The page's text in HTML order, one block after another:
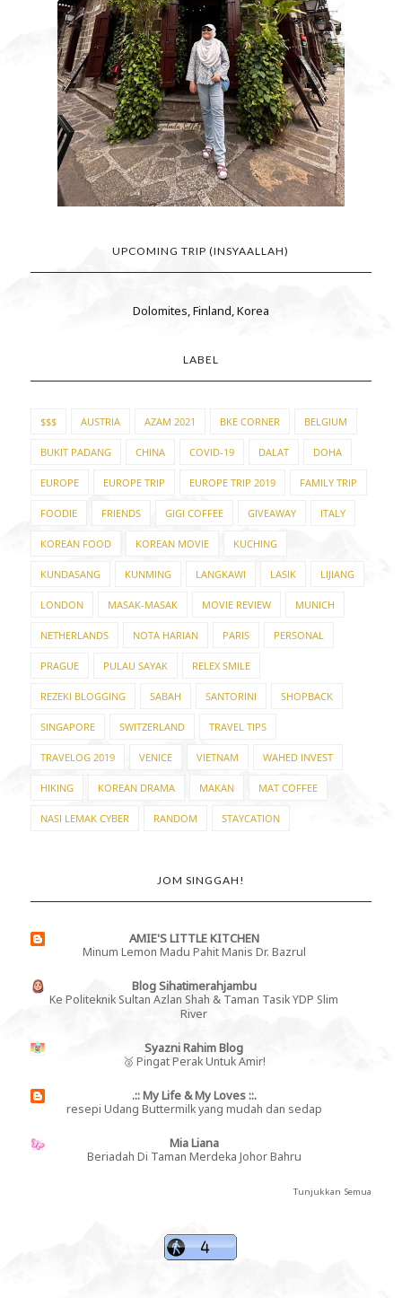
UPCOMING TRIP (INSYAALLAH)
Dolomites, Finland, Korea
LABEL
$$$ AUSTRIA AZAM 2021 BKE CORNER BELGIUM
BUKIT PADANG CHINA COVID-19 DALAT DOHA
EUROPE EUROPE TRIP EUROPE TRIP 2019 FAMILY TRIP
FOODIE FRIENDS GIGI COFFEE GIVEAWAY ITALY
KOREAN FOOD KOREAN MOVIE KUCHING
KUNDASANG KUNMING LANGKAWI LASIK LIJIANG
LONDON MASAK-MASAK MOVIE REVIEW MUNICH
NETHERLANDS NOTA HARIAN PARIS PERSONAL
PRAGUE PULAU SAYAK RELEX SMILE
REZEKI BLOGGING SABAH SANTORINI SHOPBACK
SINGAPORE SWITZERLAND TRAVEL TIPS
TRAVELOG 2019 VENICE VIETNAM WAHED INVEST
HIKING KOREAN DRAMA MAKAN MAT COFFEE
NASI LEMAK CYBER RANDOM STAYCATION
JOM SINGGAH!
AMIE'S LITTLE KITCHEN
Minum Lemon Madu Pahit Manis Dr. Bazrul
Blog Sihatimerahjambu
Ke Politeknik Sultan Azlan Shah & Taman Tasik YDP Slim
River
Syazni Rahim Blog
🥈 Pingat Perak Untuk Amir!
.:: My Life & My Loves ::.
resepi Udang Buttermilk yang mudah dan sedap
Mia Liana
Beriadah Di Taman Merdeka Johor Bahru
Tunjukkan Semua